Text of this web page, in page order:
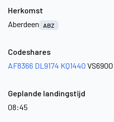
Herkomst
Aberdeen
ABZ
Codeshares
AF8366 DL9174 KQ1440 VS6900
Geplande landingstijd
08:45